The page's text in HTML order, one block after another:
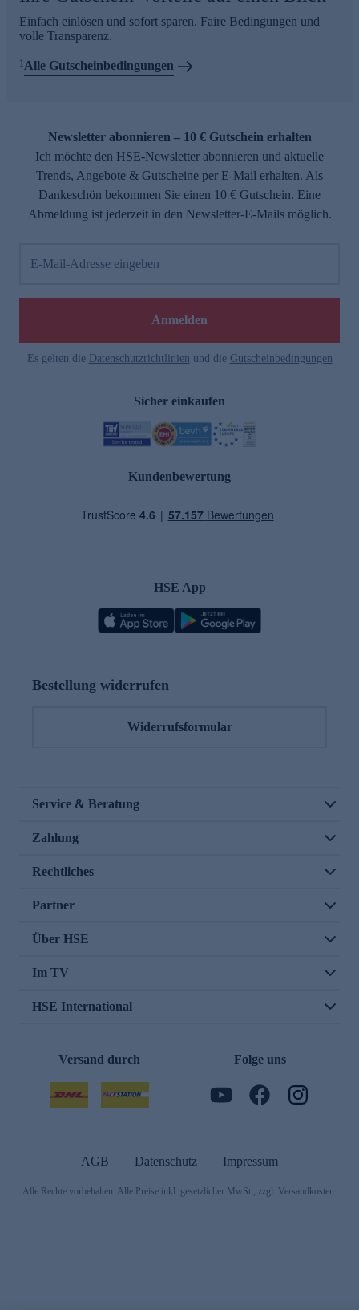
Einfach einlösen und sofort sparen. Faire Bedingungen und
volle Transparenz.
1 Alle Gutscheinbedingungen
Newsletter abonnieren – 10 € Gutschein erhalten
Ich möchte den HSE-Newsletter abonnieren und aktuelle
Trends, Angebote & Gutscheine per E-Mail erhalten. Als
Dankeschön bekommen Sie einen 10 € Gutschein. Eine
Abmeldung ist jederzeit in den Newsletter-E-Mails möglich.
E-Mail-Adresse eingeben
Anmelden
Es gelten die Datenschutzrichtlinien und die Gutscheinbedingungen
Sicher einkaufen
Kundenbewertung
HSE App
Bestellung widerrufen
Widerrufsformular
Service & Beratung
Zahlung
Rechtliches
Partner
Über HSE
Im TV
HSE International
Versand durch Folge uns
AGB Datenschutz Impressum
Alle Rechte vorbehalten. Alle Preise inkl. gesetzlicher MwSt., zzgl. Versandkosten.